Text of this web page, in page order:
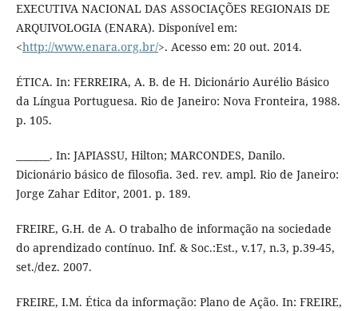
EXECUTIVA NACIONAL DAS ASSOCIAÇÕES REGIONAIS DE
ARQUIVOLOGIA (ENARA). Disponível em:
<http://www.enara.org.br/>. Acesso em: 20 out. 2014.
ÉTICA. In: FERREIRA, A. B. de H. Dicionário Aurélio Básico
da Língua Portuguesa. Rio de Janeiro: Nova Fronteira, 1988.
p. 105.
_______. In: JAPIASSU, Hilton; MARCONDES, Danilo.
Dicionário básico de filosofia. 3ed. rev. ampl. Rio de Janeiro:
Jorge Zahar Editor, 2001. p. 189.
FREIRE, G.H. de A. O trabalho de informação na sociedade
do aprendizado contínuo. Inf. & Soc.:Est., v.17, n.3, p.39-45,
set./dez. 2007.
FREIRE, I.M. Ética da informação: Plano de Ação. In: FREIRE,